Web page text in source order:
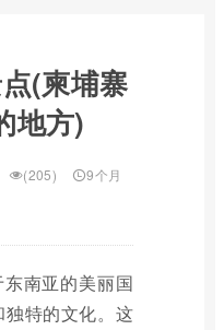
(柬埔寨
地方)
(205)
9个月
南亚的美丽国
特的文化。这